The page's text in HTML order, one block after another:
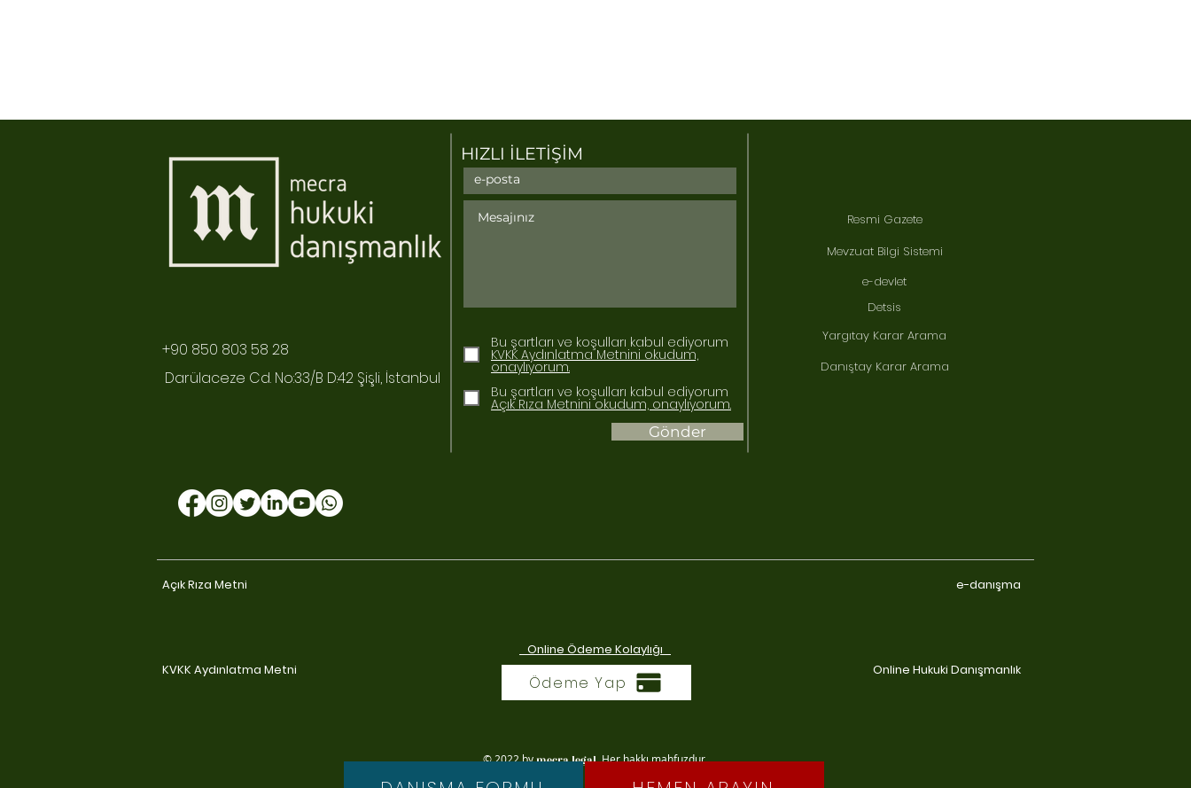
Bu şartları ve koşulları kabul ediyorum
KVKK Aydınlatma Metnini okudum,
onaylıyorum.
Bu şartları ve koşulları kabul ediyorum
Açık Rıza Metnini okudum, onaylıyorum.
Gönder
HIZLI İLETİŞİM
Resmi Gazete
Mevzuat Bilgi Sistemi
e-devlet
Detsis
Yargıtay Karar Arama
Danıştay Karar Arama
+90 850 803 58 28
Darülaceze Cd. No:33/B D:42 Şişli, İstanbul
Açık Rıza Metni e-danışma
Online Ödeme Kolaylığı
KVKK Aydınlatma Metni
Ödeme Yap
Online Hukuki Danışmanlık
© 2022 bymecra legal. Her hakkı mahfuzdur.